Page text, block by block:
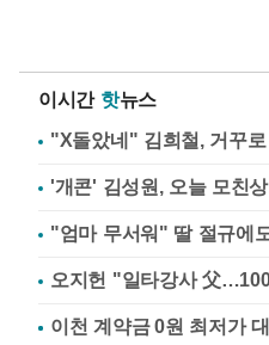
이시간 핫뉴스
"X돌았네" 김희철, 거꾸
'개콘' 김성원, 오늘 모친
"엄마 무서워" 딸 절규에
오지헌 "일타강사 父